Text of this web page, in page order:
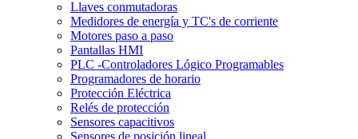
Llaves conmutadoras
Medidores de energía y TC's de corriente
Motores paso a paso
Pantallas HMI
PLC -Controladores Lógico Programables
Programadores de horario
Protección Eléctrica
Relés de protección
Sensores capacitivos